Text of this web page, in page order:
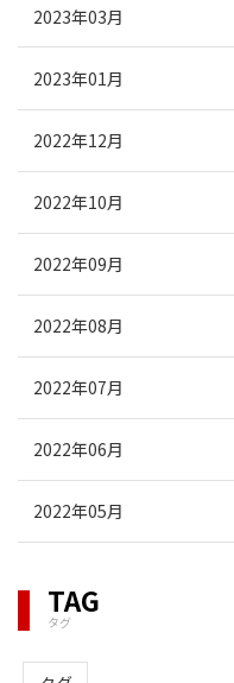
2023年03月
2023年01月
2022年12月
2022年10月
2022年09月
2022年08月
2022年07月
2022年06月
2022年05月
TAG
タグ